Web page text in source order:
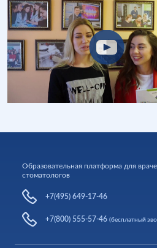
Образовательная платформа для
стоматологов
+7(495) 649-17-46
+7(800) 555-57-46 (бесплатный